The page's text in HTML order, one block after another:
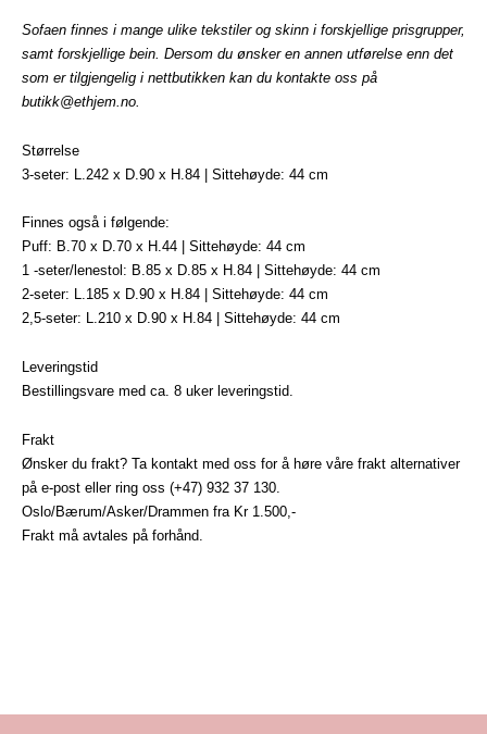
Sofaen finnes i mange ulike tekstiler og skinn i forskjellige prisgrupper,
samt forskjellige bein. Dersom du ønsker en annen utførelse enn det
som er tilgjengelig i nettbutikken kan du kontakte oss på
butikk@ethjem.no
Størrelse
3-seter: L.242 x D.90 x H.84 | Sittehøyde: 44 cm
Finnes også i følgende:
Puff: B.70 x D.70 x H.44 | Sittehøyde: 44 cm
1 -seter/lenestol: B.85 x D.85 x H.84 | Sittehøyde: 44 cm
2-seter: L.185 x D.90 x H.84 | Sittehøyde: 44 cm
2,5-seter: L.210 x D.90 x H.84 | Sittehøyde: 44 cm
Leveringstid
Bestillingsvare med ca. 8 uker leveringstid.
Frakt
Ønsker du frakt? Ta kontakt med oss for å høre våre frakt alternativer
på e-post eller ring oss (+47) 932 37 130.
Oslo/Bærum/Asker/Drammen fra Kr 1.500,-
Frakt må avtales på forhånd.